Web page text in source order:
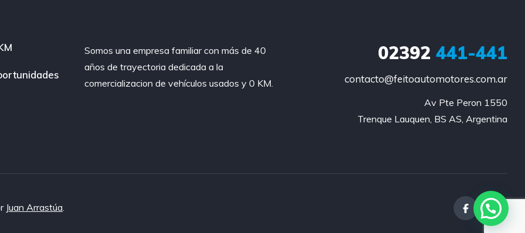
Somos una empresa familiar con más de 40
años de trayectoria dedicada a la
comercializacion de vehículos usados y 0 KM.
02392 441-441
contacto@feitoautomotores.com.ar
Av Pte Peron 1550
Trenque Lauquen, BS AS, Argentina
Juan Arrastúa